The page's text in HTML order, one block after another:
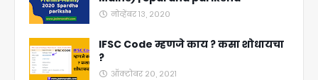
नोव्हेंबर १३, २०२०
IFSC Code म्हणजे काय ? कसा शोधायचा
?
ऑक्टोबर २०, २०२१